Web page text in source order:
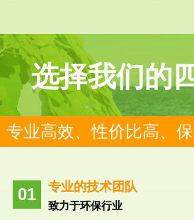
选择我们的
专业高效、性价比高、
专业的技术团队
致力于环保行业